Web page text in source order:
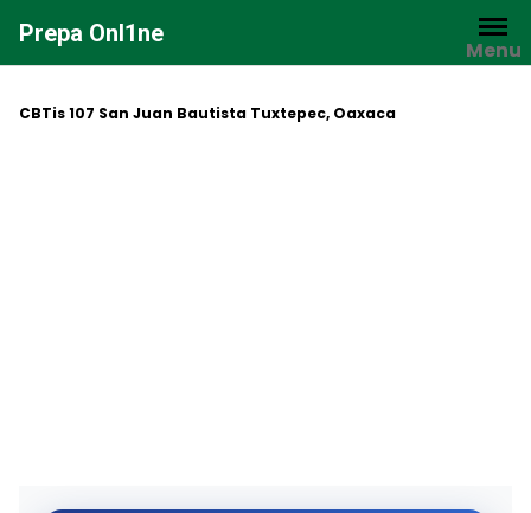
contenido
Prepa Onl1ne
Menu
CBTis 107 San Juan Bautista Tuxtepec, Oaxaca